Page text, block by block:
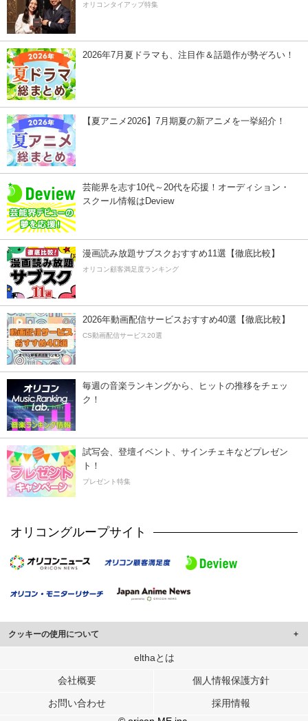
オリコンタイアップ特集
2026年7月夏ドラマも、注目作＆話題作が勢ぞろい！
【夏アニメ2026】7月期夏の新アニメを一挙紹介！
芸能界を志す10代～20代を応援！オーディション・
スクール情報はDeview
漫画読み放題サブスクおすすめ11選【徹底比較】
オリコン顧客満足度ランキング
2026年動画配信サービスおすすめ40選【徹底比較】
CS動画配信サービス20選
毎週の音楽ランキングから、ヒットの推移をチェッ
ク！
試写会、登壇イベント、サインチェキなどプレゼン
ト！
プレゼント特集
オリコングループサイト
クッキーの使用について
このサイトでは Cookie を使用して、ユーザーに合わせたコンテンツや広告の
行っています。
メディアや広告配信、データ解析の各パートナーに提供しています。
各パートナーは、この情報とユーザーが各パートナーに提供した他の情報や、
elthaとは
会社概要 個人情報保護方針
お問い合わせ
採用情報